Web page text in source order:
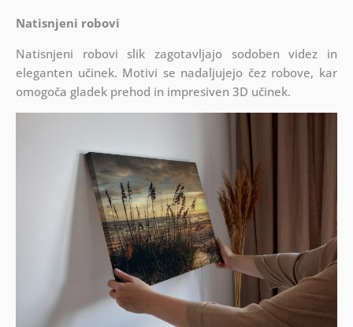
Natisnjeni robovi
Natisnjeni robovi slik zagotavljajo sodoben videz in
eleganten učinek. Motivi se nadaljujejo čez robove, kar
omogoča gladek prehod in impresiven 3D učinek.